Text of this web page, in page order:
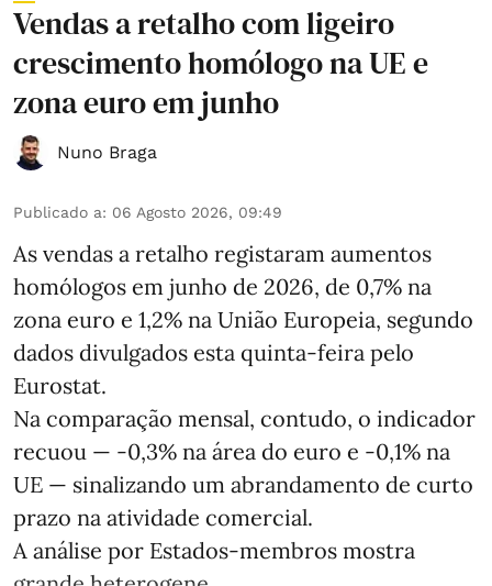
Vendas a retalho com ligeiro
crescimento homólogo na UE e
zona euro em junho
Nuno Braga
Publicado a: 06 Agosto 2026, 09:49
As vendas a retalho registaram aumentos
homólogos em junho de 2026, de 0,7% na
zona euro e 1,2% na União Europeia, segundo
dados divulgados esta quinta-feira pelo
Eurostat.
Na comparação mensal, contudo, o indicador
recuou — -0,3% na área do euro e -0,1% na
UE — sinalizando um abrandamento de curto
prazo na atividade comercial.
A análise por Estados‑membros mostra